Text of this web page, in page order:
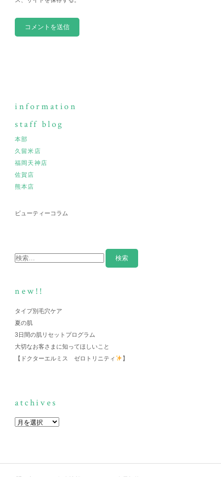
information
staff blog
本部
久留米店
福岡天神店
佐賀店
熊本店
ビューティーコラム
new!!
タイプ別毛穴ケア
夏の肌
3日間の肌リセットプログラム
大切なお客さまに知ってほしいこと
【ドクターエルミス ゼロトリニティ
】
atchives